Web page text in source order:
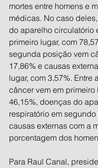
mortes entre homens e
médicas. No caso
do aparelho circulatório
primeiro lugar, com
segunda posição vem
17,86% e causas
lugar, com 3,57%. Entre
câncer vem em primeiro
46,15%, doenças do
respiratório em segundo
causas externas com a
porcentagem dos
Para Raul Canal,